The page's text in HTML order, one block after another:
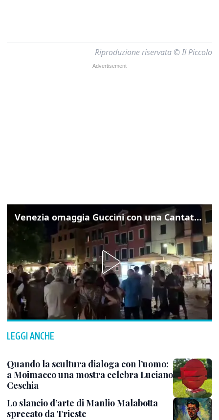
Riproduzione riservata © Il Piccolo
Venezia omaggia Guccini con una Cantata Anarchica in campo Santa Margherita
LEGGI ANCHE
Quando la scultura dialoga con l’uomo:
a Moimacco una mostra celebra Luciano
Ceschia
Lo slancio d’arte di Manlio Malabotta
sprecato da Trieste